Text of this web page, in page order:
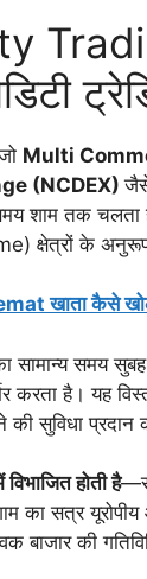
Multi
(NCDEX)
शाम तक
क्षेत्रों के अनुरूप
खाता कैसे
सामान्य समय सुबह
करता है। यह
की सुविधा
होती है
का सत्र
बाजार की